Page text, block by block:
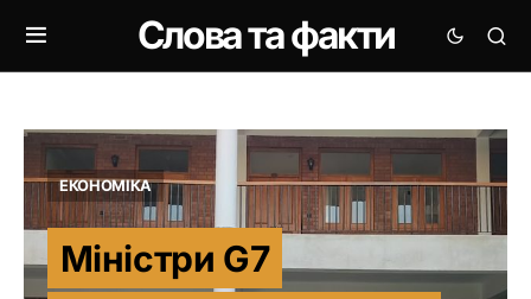
Слова та факти
ЕКОНОМІКА
Міністри G7